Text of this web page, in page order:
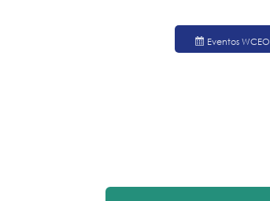
Eventos WCEO